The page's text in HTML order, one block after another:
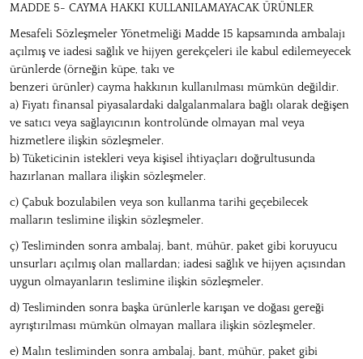
MADDE 5- CAYMA HAKKI KULLANILAMAYACAK ÜRÜNLER
Mesafeli Sözleşmeler Yönetmeliği Madde 15 kapsamında ambalajı
açılmış ve iadesi sağlık ve hijyen gerekçeleri ile kabul edilemeyecek
ürünlerde (örneğin küpe, takı ve
benzeri ürünler) cayma hakkının kullanılması mümkün değildir.
a) Fiyatı finansal piyasalardaki dalgalanmalara bağlı olarak değişen
ve satıcı veya sağlayıcının kontrolünde olmayan mal veya
hizmetlere ilişkin sözleşmeler.
b) Tüketicinin istekleri veya kişisel ihtiyaçları doğrultusunda
hazırlanan mallara ilişkin sözleşmeler.
c) Çabuk bozulabilen veya son kullanma tarihi geçebilecek
malların teslimine ilişkin sözleşmeler.
ç) Tesliminden sonra ambalaj, bant, mühür, paket gibi koruyucu
unsurları açılmış olan mallardan; iadesi sağlık ve hijyen açısından
uygun olmayanların teslimine ilişkin sözleşmeler.
d) Tesliminden sonra başka ürünlerle karışan ve doğası gereği
ayrıştırılması mümkün olmayan mallara ilişkin sözleşmeler.
e) Malın tesliminden sonra ambalaj, bant, mühür, paket gibi